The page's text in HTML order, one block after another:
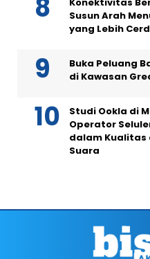
Susun Arah
yang Lebih
Buka Peluang
di Kawasan
Studi Ookla di
Operator
dalam Kualitas
Suara